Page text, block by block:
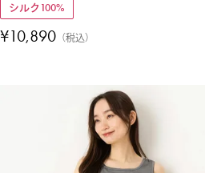
シルク100%
¥10,890 税込